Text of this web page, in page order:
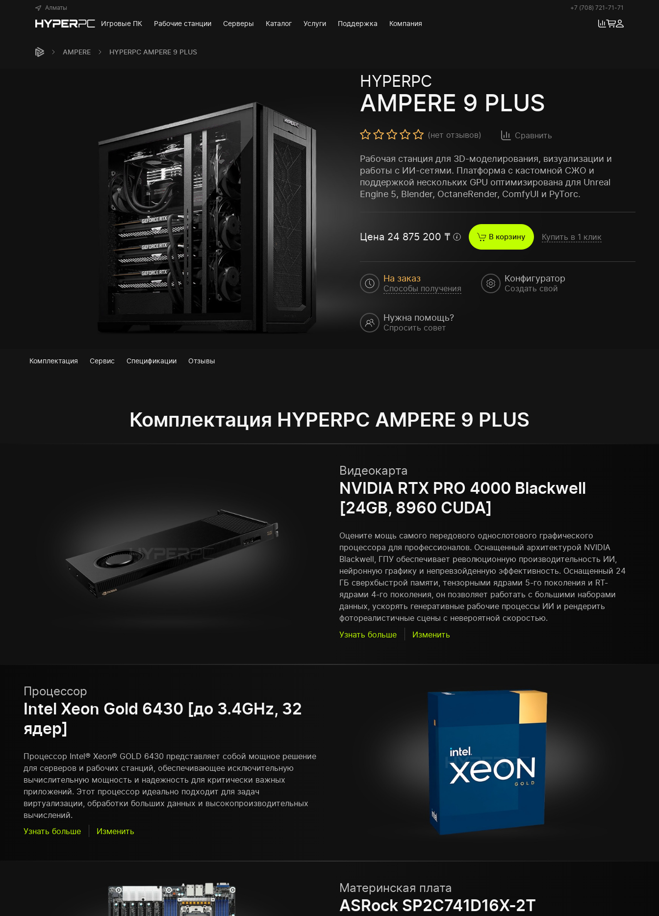
Алматы +7 (708) 721-71-71
Игровые ПК Рабочие станции Серверы Каталог Услуги Поддержка Компания
AMPERE HYPERPC AMPERE 9 PLUS
HYPERPC
AMPERE 9 PLUS
(нет отзывов) Сравнить
Рабочая станция для 3D-моделирования, визуализации и
работы с ИИ-сетями. Платформа с кастомной СЖО и
поддержкой нескольких GPU оптимизирована для Unreal
Engine 5, Blender, OctaneRender, ComfyUI и PyTorc.
Цена 24 875 200 ₸ В корзину Купить в 1 клик
На заказ
Способы получения
Конфигуратор
Создать свой
Нужна помощь?
Спросить совет
Комплектация Сервис Спецификации Отзывы
Комплектация HYPERPC AMPERE 9 PLUS
Видеокарта
NVIDIA RTX PRO 4000 Blackwell
[24GB, 8960 CUDA]
Оцените мощь самого передового однослотового графического
процессора для профессионалов. Оснащенный архитектурой NVIDIA
Blackwell, ГПУ обеспечивает революционную производительность ИИ,
нейронную графику и непревзойденную эффективность. Оснащенный 24
ГБ сверхбыстрой памяти, тензорными ядрами 5-го поколения и RT-
ядрами 4-го поколения, он позволяет работать с большими наборами
данных, ускорять генеративные рабочие процессы ИИ и рендерить
фотореалистичные сцены с невероятной скоростью.
Узнать больше
Изменить
Процессор
Intel Xeon Gold 6430 [до 3.4GHz, 32
ядер]
Процессор Intel® Xeon® GOLD 6430 представляет собой мощное решение
для серверов и рабочих станций, обеспечивающее исключительную
вычислительную мощность и надежность для критически важных
приложений. Этот процессор идеально подходит для задач
виртуализации, обработки больших данных и высокопроизводительных
вычислений.
Узнать больше
Изменить
Материнская плата
ASRock SP2C741D16X-2T